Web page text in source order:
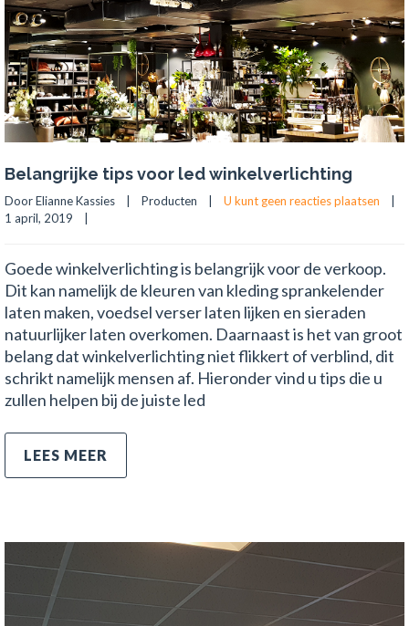
Belangrijke tips voor led winkelverlichting
Door Elianne Kassies    | Producten
    |
U kunt geen reacties plaatsen
    |
1 april, 2019    |
Goede winkelverlichting is belangrijk voor de verkoop.
Dit kan namelijk de kleuren van kleding sprankelender
laten maken, voedsel verser laten lijken en sieraden
natuurlijker laten overkomen. Daarnaast is het van groot
belang dat winkelverlichting niet flikkert of verblind, dit
schrikt namelijk mensen af. Hieronder vind u tips die u
zullen helpen bij de juiste led
LEES MEER